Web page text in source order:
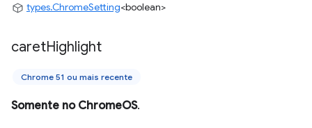
types.ChromeSetting<boolean>
caretHighlight
Chrome 51 ou mais recente
Somente no ChromeOS.